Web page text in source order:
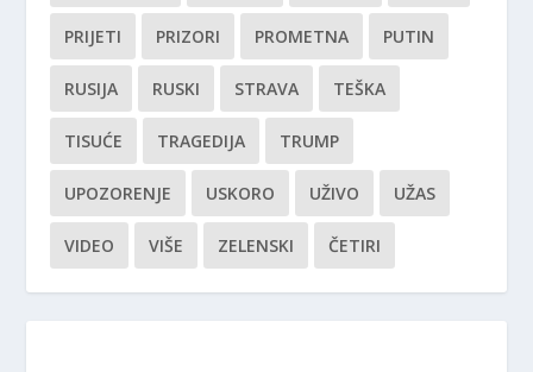
PRIJETI PRIZORI PROMETNA PUTIN
RUSIJA RUSKI STRAVA TEŠKA
TISUĆE TRAGEDIJA TRUMP
UPOZORENJE USKORO UŽIVO UŽAS
VIDEO VIŠE ZELENSKI ČETIRI